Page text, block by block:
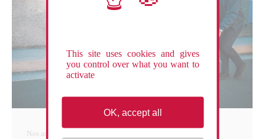
Nos articles
This site uses cookies and gives
you control over what you want to
activate
OK, accept all